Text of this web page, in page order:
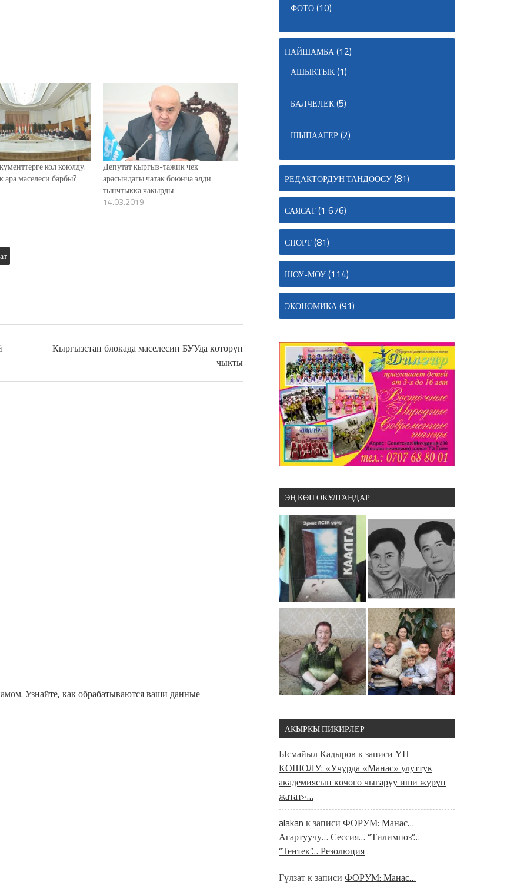
кол коюлду.
ара маселеси барбы?
Депутат кыргыз-тажик чек
арасындагы чатак боюнча элди
тынчтыкка чакырды
14.03.2019
Кыргызстан блокада маселесин БУУда көтөрүп
чыкты
Узнайте, как обрабатываются ваши данные
ФОТО(10)
ПАЙШАМБА(12)
АШЫКТЫК(1)
БАЛЧЕЛЕК(5)
ШЫПААГЕР(2)
РЕДАКТОРДУН ТАНДООСУ(81)
САЯСАТ(1 676)
СПОРТ(81)
ШОУ-МОУ(114)
ЭКОНОМИКА(91)
ЭҢ КӨП ОКУЛГАНДАР
АКЫРКЫ ПИКИРЛЕР
Ысмайыл Кадыров к записи ҮН
КОШОЛУ: «Учурда «Манас» улуттук
академиясын көчөгө чыгаруу иши жүрүп
жатат»…
alakan к записи ФОРУМ: Манас…
Агартуучу… Сессия… “Тилимпоз”…
“Тентек”… Резолюция
Гүлзатк записи ФОРУМ: Манас…